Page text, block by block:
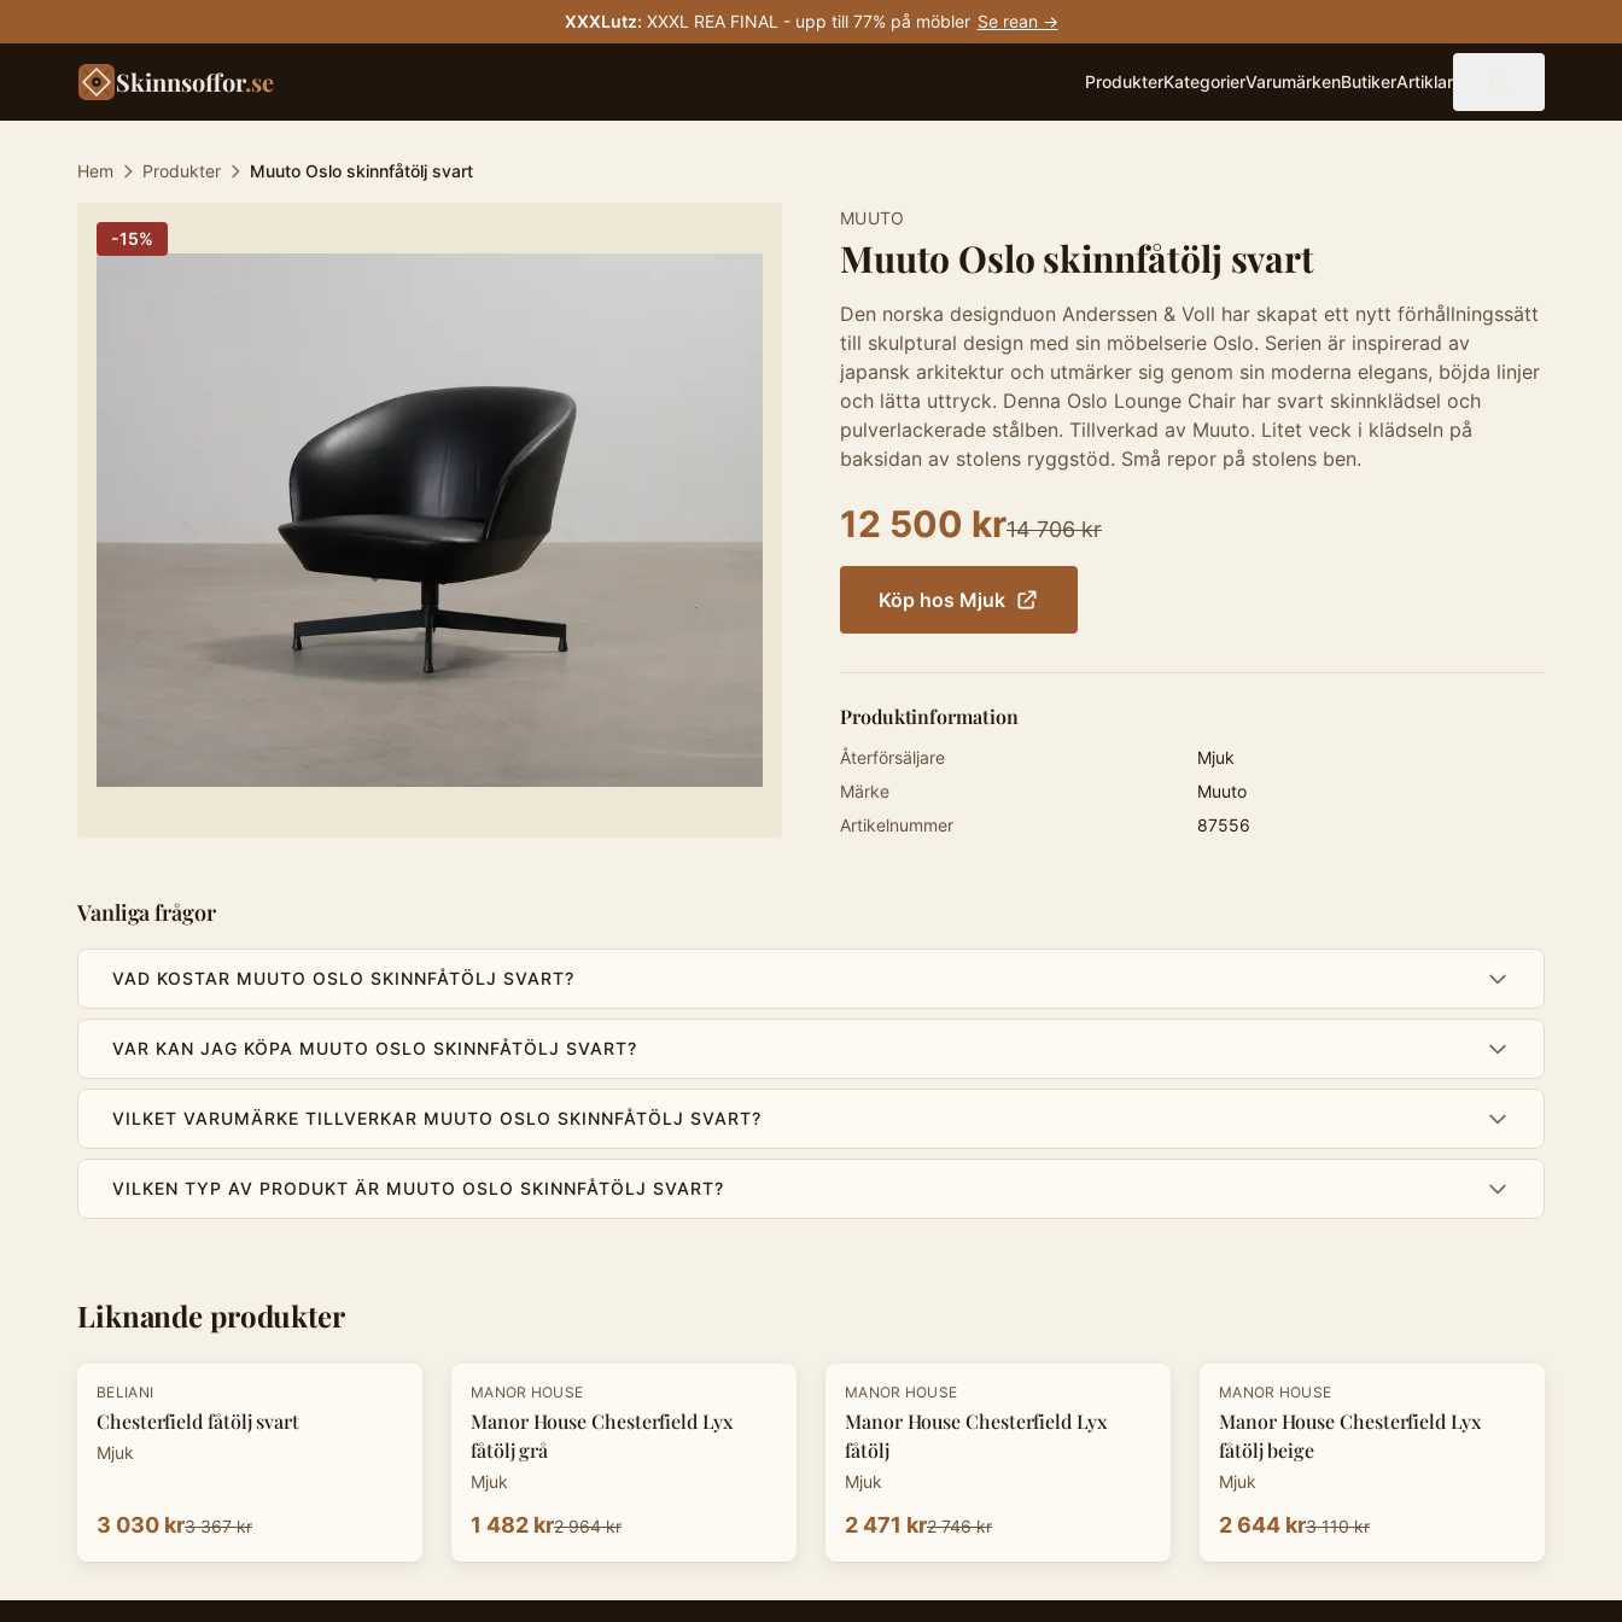
XXXLutz: XXXL REA FINAL - upp till 77% på möbler Se rean →
Skinnsoffor.se ProdukterKategorierVarumärkenButikerArtiklar
Hem Produkter Muuto Oslo skinnfåtölj svart
-15%
MUUTO
Muuto Oslo skinnfåtölj svart
Den norska designduon Anderssen & Voll har skapat ett nytt förhållningssätt
till skulptural design med sin möbelserie Oslo. Serien är inspirerad av
japansk arkitektur och utmärker sig genom sin moderna elegans, böjda linjer
och lätta uttryck. Denna Oslo Lounge Chair har svart skinnklädsel och
pulverlackerade stålben. Tillverkad av Muuto. Litet veck i klädseln på
baksidan av stolens ryggstöd. Små repor på stolens ben.
12 500 kr14 706 kr
Köp hos Mjuk
Produktinformation
Återförsäljare
Mjuk
Märke
Muuto
Artikelnummer
87556
Vanliga frågor
VAD KOSTAR MUUTO OSLO SKINNFÅTÖLJ SVART?
VAR KAN JAG KÖPA MUUTO OSLO SKINNFÅTÖLJ SVART?
VILKET VARUMÄRKE TILLVERKAR MUUTO OSLO SKINNFÅTÖLJ SVART?
VILKEN TYP AV PRODUKT ÄR MUUTO OSLO SKINNFÅTÖLJ SVART?
Liknande produkter
-10 %
BELIANI
Chesterfield fåtölj svart
Mjuk
3 030 kr3 367 kr
-50%
MANOR HOUSE
Manor House Chesterfield Lyx
fåtölj grå
Mjuk
1 482 kr2 964 kr
-10 %
MANOR HOUSE
Manor House Chesterfield Lyx
fåtölj
Mjuk
2 471 kr2 746 kr
-15 %
MANOR HOUSE
Manor House Chesterfield Lyx
fåtölj beige
Mjuk
2 644 kr3 110 kr